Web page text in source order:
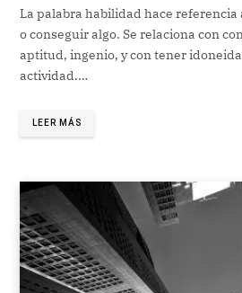
La palabra habilidad hace referencia
o conseguir algo. Se relaciona con
aptitud, ingenio, y con tener
actividad.…
LEER MÁS